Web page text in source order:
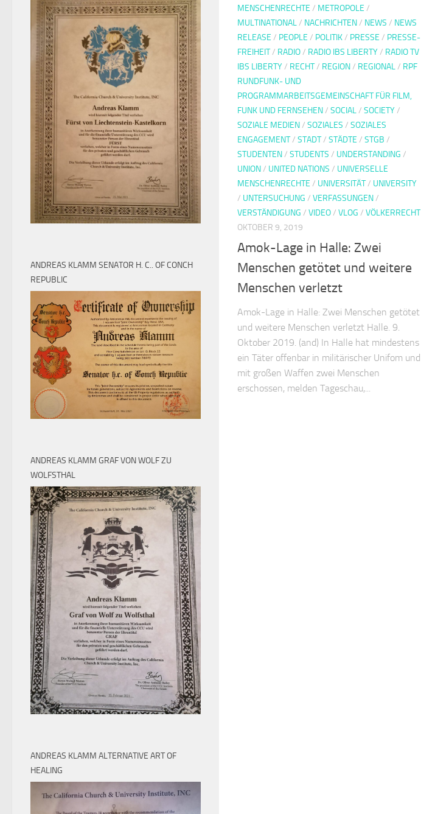
MENSCHENRECHTE / METROPOLE /
MULTINATIONAL/ NACHRICHTEN/ NEWS / NEWS
RELEASE / PEOPLE / POLITIK/ PRESSE / PRESSE-
FREIHEIT/ RADIO/ RADIO IBS LIBERTY/ RADIO TV
IBS LIBERTY/ RECHT/ REGION/ REGIONAL/ RPF
RUNDFUNK- UND
PROGRAMMARBEITSGEMEINSCHAFT FÜR FILM,
FUNK UND FERNSEHEN/ SOCIAL/ SOCIETY/
SOZIALE MEDIEN/ SOZIALES / SOZIALES
ENGAGEMENT/ STADT/ STÄDTE / STGB /
STUDENTEN/ STUDENTS / UNDERSTANDING /
UNION/ UNITED NATIONS / UNIVERSELLE
MENSCHENRECHTE / UNIVERSITÄT/ UNIVERSITY
/ UNTERSUCHUNG / VERFASSUNGEN/
VERSTÄNDIGUNG / VIDEO/ VLOG / VÖLKERRECHT
OKTOBER 9, 2019
Amok-Lage in Halle: Zwei
Menschen getötet und weitere
Menschen verletzt
Amok-Lage in Halle: Zwei Menschen getötet
und weitere Menschen verletzt Halle. 9.
Oktober 2019. (and) In Halle hat mindestens
ein Täter offenbar in militärischer Unifom und
mit großen Waffen zwei Menschen
erschossen, melden Tageschau,...
ANDREAS KLAMM SENATOR H. C.. OF CONCH
REPUBLIC
ANDREAS KLAMM GRAF VON WOLF ZU
WOLFSTHAL
ANDREAS KLAMM ALTERNATIVE ART OF
HEALING